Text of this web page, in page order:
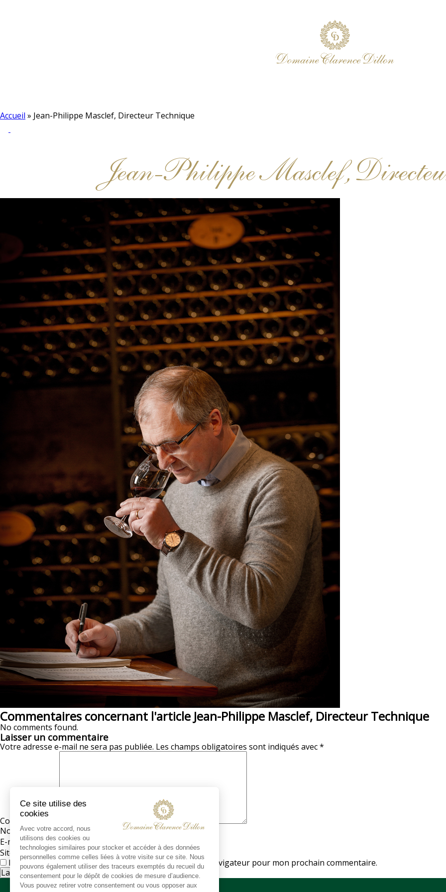
Accueil » Jean-Philippe Masclef, Directeur Technique
Jean-Philippe Masclef,
Commentaires concernant l'article Jean-Philippe Masclef, Directeur Technique
No comments found.
Laisser un commentaire
Votre adresse e-mail ne sera pas publiée. Les champs obligatoires sont indiqués avec*
Commentaire
Nom*
E-mail*
Site web
Enregistrer mon nom, mon e-mail et mon site dans le navigateur pour mon prochain commentaire.